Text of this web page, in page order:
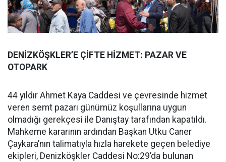
DENİZKÖŞKLER’E ÇİFTE HİZMET: PAZAR VE
OTOPARK
44 yıldır Ahmet Kaya Caddesi ve çevresinde hizmet
veren semt pazarı günümüz koşullarına uygun
olmadığı gerekçesi ile Danıştay tarafından kapatıldı.
Mahkeme kararının ardından Başkan Utku Caner
Çaykara’nın talimatıyla hızla harekete geçen belediye
ekipleri, Denizköşkler Caddesi No:29’da bulunan